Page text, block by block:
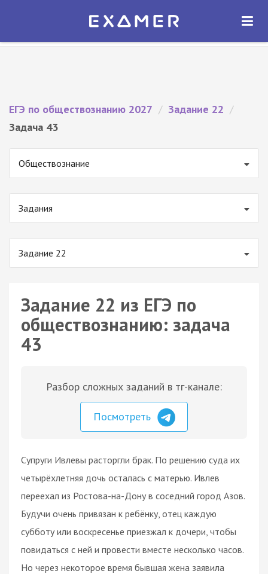
Экзамер — ЕГЭ 2027
ОТКРЫТЬ
ЕГЭ по обществознанию 2027 / Задание 22 /
Задача 43
Обществознание
Задания
Задание 22
Задание 22 из ЕГЭ по
обществознанию: задача
43
Разбор сложных заданий в тг-канале:
Посмотреть
Супруги Ивлевы расторгли брак. По решению суда их
четырёхлетняя дочь осталась с матерью. Ивлев
переехал из Ростова-на-Дону в соседний город Азов.
Будучи очень привязан к ребёнку, отец каждую
субботу или воскресенье приезжал к дочери, чтобы
повидаться с ней и провести вместе несколько часов.
Но через некоторое время бывшая жена заявила